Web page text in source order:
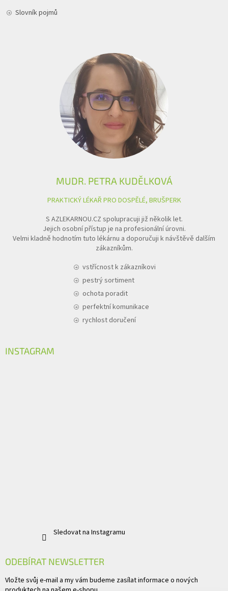
Slovník pojmů
MUDR. PETRA KUDĚLKOVÁ
PRAKTICKÝ LÉKAŘ PRO DOSPĚLÉ, BRUŠPERK
S AZLEKARNOU.CZ spolupracuji již několik let.
Jejich osobní přístup je na profesionální úrovni.
Velmi kladně hodnotím tuto lékárnu a doporučuji k návštěvě dalším
zákazníkům.
vstřícnost k zákazníkovi
pestrý sortiment
ochota poradit
perfektní komunikace
rychlost doručení
INSTAGRAM
Sledovat na Instagramu
ODEBÍRAT NEWSLETTER
Vložte svůj e-mail a my vám budeme zasílat informace o nových